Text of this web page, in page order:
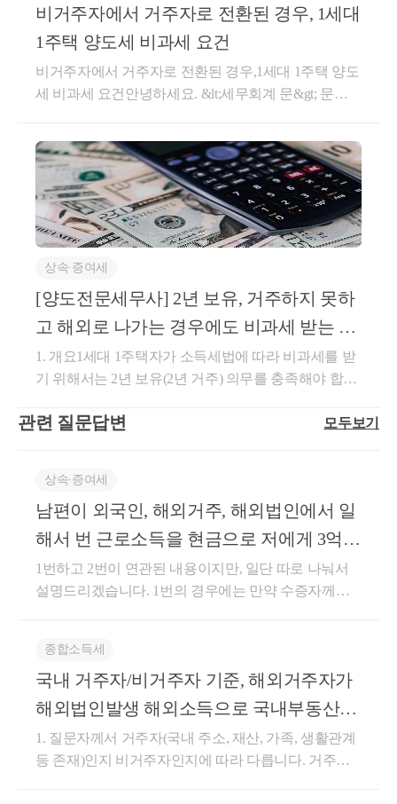
령」제155조의3 상생임대주택 특례의 직전 임대차계
약으로 볼 수 있는지도움이 되셨길 바랍니다. 감사합
직접02-6403-9250으로 전화를 주시거나cta_moonyh@n
aver.com으로 연락을 주시면 됩니다!★주요 경력- 121,0
구를 통한 약 25억 이상 세금 환급- 세무사 플랫폼 '택
슬리' 상담 및 후기 1위 (약 4,000건 이상 상담)- 전문가
플랫폼 '아하커넥츠' 상담 및 후기 1위 (약 500건 이상
상담)- 지식공유플랫폼 '아하' 세무/회계 1위 (117,000건
이상 답변 및 337만건 이상 공유)- KB금융 콘텐츠 필
세무법인 넥스트
적립받은 후 다른 재화 또는 용역 구입 시 결제수단으
로 사용할 수 있는 것과 재화 또는 용역의 구입실적에
따라 별도의 대가 없이 교부받으며 전산시스템 등을
통하여 그 밖의 상품권과 구분 관리되는 상품권(이하
이 조에서 "마일리지등"이라 한다)을 말한다. ②법 제2
다음 각 호의 구분에 따른 가액을 말한다.9. 마일리지
등으로 대금의 전부 또는 일부를 결제받은 경우(제10
호에 해당하는 경우는 제외한다): 다음 각 목의 금액을
합한 금액가. 마일리지등 외의 수단으로 결제받은 금
액나.자기적립마일리지등[당초 재화 또는 용역을 공급
여 준 경우를 포함한다)하여 준 사업자에게 사용한 마
일리지등(여러 사업자가 적립하여 줄 수 있거나 여러
사업자를 대상으로 사용할 수 있는 마일리지등의 경우
다. 이하 이 항에서 같다] 외의 마일리지등으로 결제받
은 부분에 대하여 재화 또는 용역을 공급받는 자 외의
ㆍ사업자별로 마일리지등의 적립 및 사용 실적을 구분
급자가 같다는 사실이 확인될 것2)사업자가 마일리지
급받는 자 외의 자로부터 보전받지 아니할 것10.자기
적립마일리지등 외의 마일리지등으로 대금의 전부 또
는 일부를 결제받은 경우로서 다음 각 목의 어느 하나
에 해당하는 경우: 공급한 재화 또는 용역의 시가(제62
ㆍ취득재화를 공급한 경우나.제9호나목과 관련하여
특수관계인으로부터 부당하게 낮은 금액을 보전받거
하게 감소시킬 것으로 인정되는 경우도움이 되셨길 바
랍니다. 감사합니다.좋은 하루 보내세요!★전화상담
및 방문상담은 직접02-6403-9250으로 전화를 주시거나
자는 소득세법이 규정하는 국내․외에서 얻은 모든 소
에 규정에 의하여 종합소득세 확정신고․납부하여야
하는 것이며 거주자의 국외원천소득에 대하여 외국에
서 외국소득세액을 납부하였거나 납부할 것이 있는 때
공제를 하는 것입니다.□ 기획재정부 금융세제과-70, 20
22.02.23.[질의] 국내주식과 국외주식을 양도하는 자가
양도일까지 5년 이상 계속 거주하지 않은 경우 국내주
식과 국외주식의 양도손익을 통산하여 과세하는지 여
부(제1안) 국내‧외 주식의 양도손익을 통산하여 과세
함(제2안) 국외주식의 양도소득은 과세하지 아니함[회
신] 귀 질의의 경우 2안이 타당합니다.상세내용1. 사실
관계○신청인은 2003년 가족과 함께 회사 업무로 해외
출국 후, 미국에서 거주하였고, 미국 영주권을 취득한
인은 한국에 거소를 마련하여 배우자와 함께 1년에 18
3일 이상 한국에 체류 중임 -한국에서 경제․소득 활동
ain임2. 질의요지 ○ 소득세법상 국내 거주자인지 여부○
국의 판정○국내 5년 이상 거주 시 미국 주식 양도소득
세법 제1조의2【정의】① 이 법에서 사용하는 용어의
뜻은 다음과 같다. 1. 거주자 란 국내에 주소를 두거나
183일 이상의 거소(居所)를 둔 개인을 말한다. 2. 비거
주자 란 거주자가 아닌 개인을 말한다.② 제1항에 따른
판정】① ｢소득세법｣제1조의2에 따른 주소는 국내에
서 생계를 같이 하는 가족 및 국내에 소재하는 자산의
법 제1조의2에 따른 거소는 주소지 외의 장소 중 상당
기간에 걸쳐 거주하는 장소로서 주소와 같이 밀접한
일반적 생활관계가 형성되지 아니한 장소로 한다.③
비거주자에서 거주자로 전환된 경우, 1세대
1주택 양도세 비과세 요건
비거주자에서 거주자로 전환된 경우,1세대 1주택 양도
세 비과세 요건안녕하세요. &lt;세무회계 문&gt; 문용
해외로 몇년간 출국하여, 다시 국내로 복귀한 경우의 1
세대 1주택 양도세 비과세 규정에 대해서 알아보겠습
니다. 비거주자에서 거주자가 된 경우, 1세대 1주택 양
도세 비과세를 적용받기 위해서는 아래 2가지 요건을
모두 충족해야 합니다.1) '거주자'로서의 보유기간이 2
년이상(거주요건이 있다면 2년이상 거주 포함)2) 양도
일 현재 거주자 요건을 충족서면-2017-부동산-2535, 20
18.01.25.[ 제 목 ] 비거주자에서 거주자로 전환된 경우
법」제89조제1항제3호 및 같은 법 시행령 제154조제1
항에 따른 1세대 1주택 비과세 규정은 양도일 현재 거
주자에게 적용되는 것으로, 해당 주택의 보유기간은
신 ] 1. 「소득세법」제89조제1항제3호 및 같은 법 시
양도일 현재 거주자에게 적용되는 것으로, 해당 주택
하는 것입니다. 2. ‘거주자’란 국내에 주소를 두거나 18
3일 이상 거소를 둔 개인을 말하는 것으로, 거주자인지
여부는 「소득세법」제1조의 2 및 같은 법 시행령 제2
조, 제2조의 2, 제4조의 규정에 따라 사실관계를 종합
여 비거주자가 되었다가 귀국하여 거주자가 된 상태에
서 주택을 양도하는 경우 보유기간 계산은 거주자로서
보유기간만을 통산하며, 비거주자로서의 보유기간은
합산하지 않음위 내용과 관련되어, 고객님이 문의하신
질의 중, 제가 답변드린 내용입니다.해외 거주 귀국 후
양도소득세 비과세 요건이 궁금합니다. | TAXLY.KR
상속∙증여세
[양도전문세무사] 2년 보유, 거주하지 못하
고 해외로 나가는 경우에도 비과세 받는 방
법 총정리 - 2편(취학
1. 개요1세대 1주택자가 소득세법에 따라 비과세를 받
기 위해서는 2년 보유(2년 거주) 의무를 충족해야 합니
및 거주기간을 충족하지 못한 상황에서 예기치 못하게
국외거주를 필요로 하는 취학 또는 근무상 형편으로
세대전원이 출국하는 경우'로서 출국일로부터 2년 이
내에 주택을 양도하는 1세대 1주택자는 보유기간 및
련 되어 있습니다.1해외이주법에 따른 해외이주 비과
세 특례(소득령 제154조 제1항 2호 나목)2취학 또는 근
조 제1항 2호 다목)1편에서 안내드렸던‘해외이주법에
따른 해외이주가 아닌 1년 이상 계속 외거주를 필요로
하는 취학 또는 근무상 형편인 것이며, 이외의 요건들
은 대부분 유사합니다.2. 요건1년 이상 계속하여 국외
거주를 필요로 하는 취학 또는 근무상의 형편으로 세
관련 질문답변 모두보기
상속∙증여세
남편이 외국인, 해외거주, 해외법인에서 일
해서 번 근로소득을 현금으로 저에게 3억
증여를 할 경우 증여세가 발생하나요?
1번하고 2번이 연관된 내용이지만, 일단 따로 나눠서
설명드리겠습니다. 1번의 경우에는 만약 수증자께서
주자인가에 따라서 증여세 납부 의무가 발생합니다. 2
번의 경우에는 사실 상당히 골치 아픈 주제입니다. 국
세청에서는 '계속하여 1년 이상 국외에 거주할 것을 통
직업을 갖고 1년 이상 계속하여 거주하는 때에도 국내
에 가족 및 자산의 유무 등과 관련하여 생활의 근거가
종합소득세
국내 거주자/비거주자 기준, 해외거주자가
해외법인발생 해외소득으로 국내부동산취
득시 1주택 비과세 혜택받을수있나요?
1. 질문자께서 거주자(국내 주소, 재산, 가족, 생활관계
등 존재)인지 비거주자인지에 따라 다릅니다. 거주자